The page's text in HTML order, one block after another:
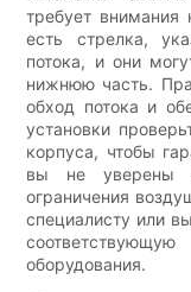
требует
есть стрелка,
потока, и они
нижнюю часть.
обход потока и
установки
корпуса, чтобы
вы не уверены
ограничения
специалисту или
оборудования.